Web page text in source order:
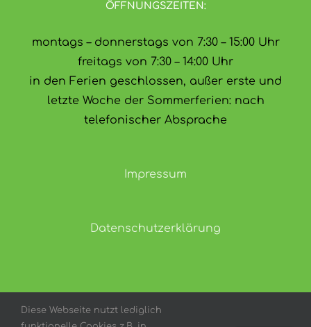
ÖFFNUNGSZEITEN:
montags – donnerstags von 7:30 – 15:00 Uhr
freitags von 7:30 – 14:00 Uhr
in den Ferien geschlossen, außer erste und
letzte Woche der Sommerferien: nach
telefonischer Absprache
Impressum
Datenschutzerklärung
Diese Webseite nutzt lediglich